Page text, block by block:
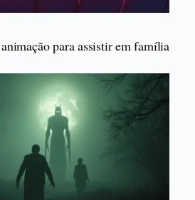
para assistir em família